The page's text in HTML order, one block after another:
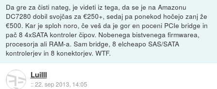
Da gre za čisti nateg, je videti iz tega, da se je na Amazonu
DC7280 dobil svojčas za €250+, sedaj pa ponekod hočejo zanj že
€500. Kar je sploh noro, če veš da je gor en poceni PCIe bridge in
pač 8 4xSATA kontroler čipov. Nobenega bistvenega firmwarea,
procesorja ali RAM-a. Sam bridge, 8 elcheapo SAS/SATA
kontrolerjev in 8 konektorjev. WTF.
LuiIII
::22. sep 2013, 14:05